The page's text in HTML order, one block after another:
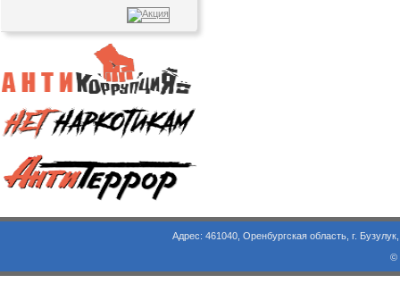
Адрес: 461040, Оренбургская область, г. Бузулук, ул.
©